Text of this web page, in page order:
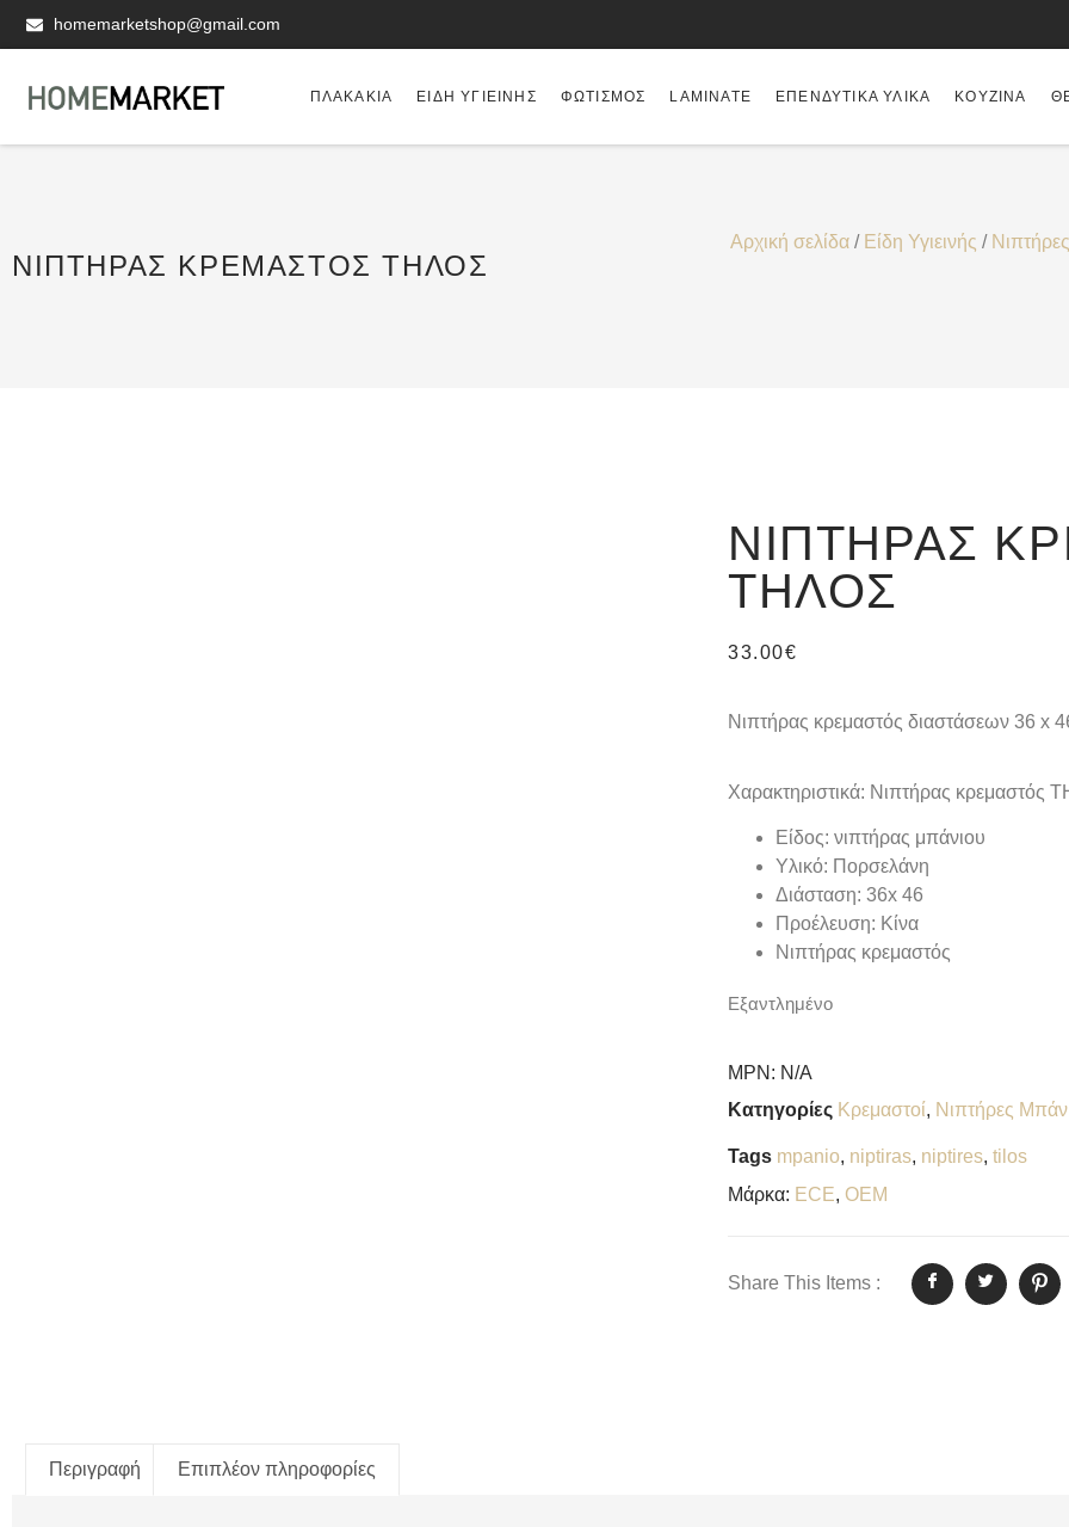
homemarketshop@gmail.com
ΠΛΑΚΆΚΙΑ ΕΊΔΗ ΥΓΙΕΙΝΗΣ ΦΩΤΙΣΜΌΣ LAMINATE ΕΠΕΝΔΥΤΙΚΆ ΥΛΙΚΆ ΚΟΥΖΊΝΑ
ΝΙΠΤΉΡΑΣ ΚΡΕΜΑΣΤΌΣ ΤΗΛΟΣ
Αρχική σελίδα / Είδη Υγιεινής /
ΝΙΠΤΉΡΑΣ
ΤΗΛΟΣ
33.00€
Νιπτήρας κρεμαστός διαστάσεων 36 x
Χαρακτηριστικά: Νιπτήρας κρεμαστός
Είδος: νιπτήρας μπάνιου
Υλικό: Πορσελάνη
Διάσταση: 36x 46
Προέλευση: Κίνα
Νιπτήρας κρεμαστός
Εξαντλημένο
MPN: N/A
Κατηγορίες Κρεμαστοί, Νιπτήρες
Tags mpanio, niptiras, niptires, tilos
Μάρκα: ECE, OEM
Share This Items :
Περιγραφή Επιπλέον πληροφορίες